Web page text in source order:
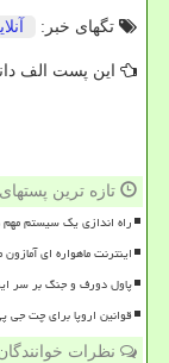
تگهای خبر:
این پست الف
تازه ترین
راه اندازی یک سیستم مهم
اینترنت ماهواره ای
پاول دورف و جنگ بر سر
قوانین اروپا برای چت
نظرات